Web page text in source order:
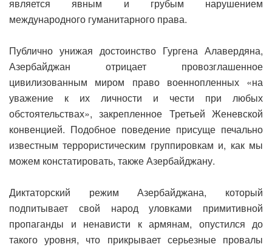
является явным и грубым нарушением
международного гуманитарного права.
Публично унижая достоинство Гургена Алавердяна,
Азербайджан отрицает провозглашенное
цивилизованным миром право военнопленных «на
уважение к их личности и чести при любых
обстоятельствах», закрепленное Третьей Женевской
конвенцией. Подобное поведение присуще печально
известным террористическим группировкам и, как мы
можем констатировать, также Азербайджану.
Диктаторский режим Азербайджана, который
подпитывает свой народ уловками примитивной
пропаганды и ненависти к армянам, опустился до
такого уровня, что прикрывает серьезные провалы